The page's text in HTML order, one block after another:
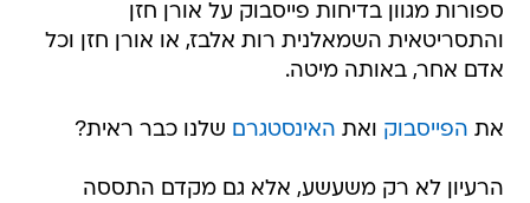
ספורות מגוון בדיחות פייסבוק על אורן חזן
והתסריטאית השמאלנית רות אלבז, או אורן חזן וכל
אדם אחר, באותה מיטה.
את הפייסבוק ואת האינסטגרם שלנו כבר ראית?
הרעיון לא רק משעשע, אלא גם מקדם התססה